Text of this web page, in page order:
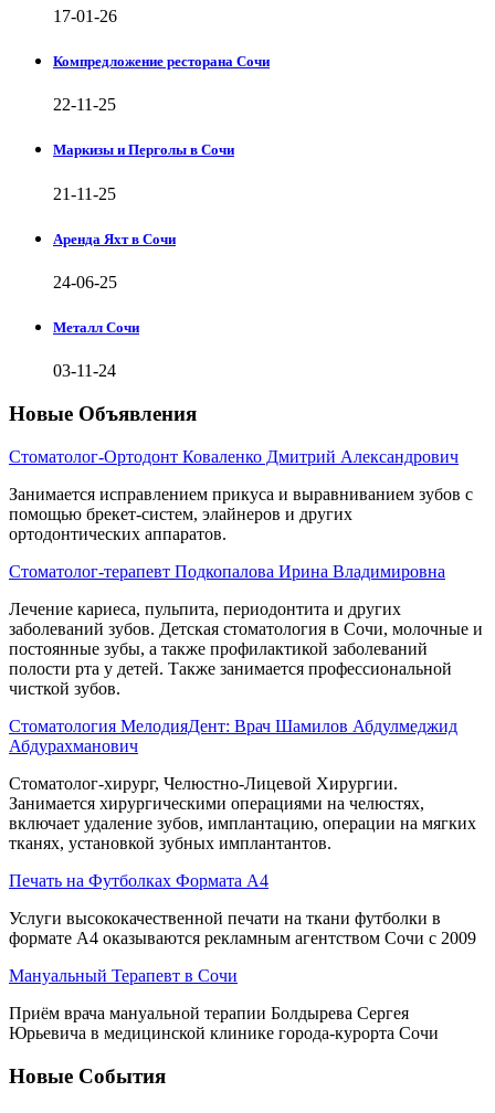
17-01-26
Компредложение ресторана Сочи
22-11-25
Маркизы и Перголы в Сочи
21-11-25
Аренда Яхт в Сочи
24-06-25
Металл Сочи
03-11-24
Новые Объявления
Стоматолог-Ортодонт Коваленко Дмитрий Александрович
Занимается исправлением прикуса и выравниванием зубов с
помощью брекет-систем, элайнеров и других
ортодонтических аппаратов.
Стоматолог-терапевт Подкопалова Ирина Владимировна
Лечение кариеса, пульпита, периодонтита и других
заболеваний зубов. Детская стоматология в Сочи, молочные и
постоянные зубы, а также профилактикой заболеваний
полости рта у детей. Также занимается профессиональной
чисткой зубов.
Стоматология МелодияДент: Врач Шамилов Абдулмеджид
Абдурахманович
Стоматолог-хирург, Челюстно-Лицевой Хирургии.
Занимается хирургическими операциями на челюстях,
включает удаление зубов, имплантацию, операции на мягких
тканях, установкой зубных имплантантов.
Печать на Футболках Формата А4
Услуги высококачественной печати на ткани футболки в
формате А4 оказываются рекламным агентством Сочи с 2009
Мануальный Терапевт в Сочи
Приём врача мануальной терапии Болдырева Сергея
Юрьевича в медицинской клинике города-курорта Сочи
Новые События